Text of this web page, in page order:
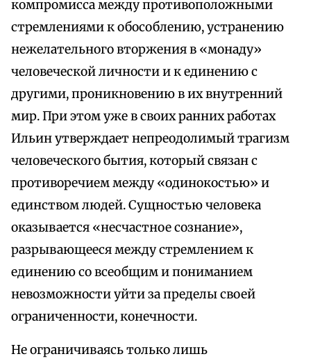
компромисса между противоположными
стремлениями к обособлению, устранению
нежелательного вторжения в «монаду»
человеческой личности и к единению с
другими, проникновению в их внутренний
мир. При этом уже в своих ранних работах
Ильин утверждает непреодолимый трагизм
человеческого бытия, который связан с
противоречием между «одинокостью» и
единством людей. Сущностью человека
оказывается «несчастное сознание»,
разрывающееся между стремлением к
единению со всеобщим и пониманием
невозможности уйти за пределы своей
ограниченности, конечности.
Не ограничиваясь только лишь